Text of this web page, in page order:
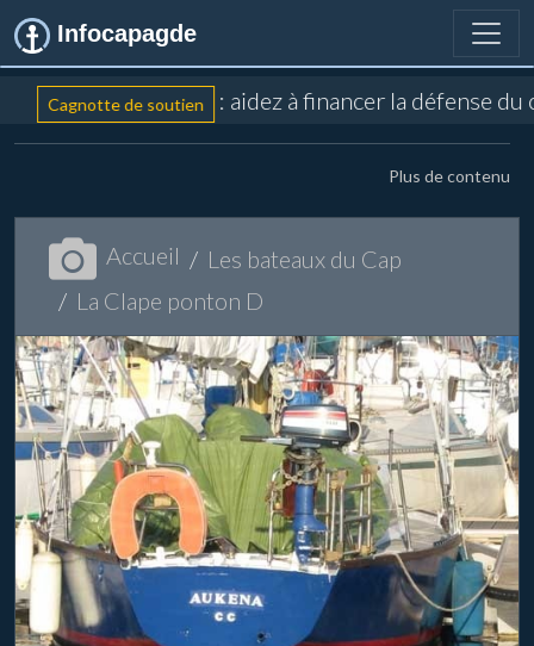
Infocapagde
Cagnotte de soutien : aidez à financer la défense
Plus de contenu
Accueil
Les bateaux du Cap
La Clape ponton D